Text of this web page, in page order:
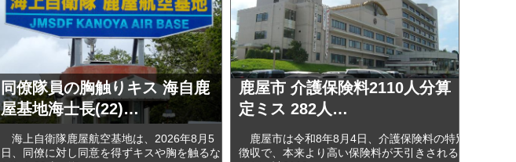
同僚隊員の胸触りキス 海自鹿
屋基地海士長(22)…
海上自衛隊鹿屋航空基地は、2026年8月5
日、同僚に対し同意を得ずキスや胸を触るな
鹿屋市 介護保険料2110人分算
定ミス 282人…
鹿屋市は令和8年8月4日、介護保険料の特別
徴収で、本来より高い保険料が天引きされる